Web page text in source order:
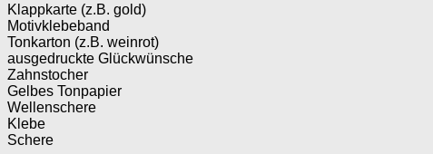
Klappkarte (z.B. gold)
Motivklebeband
Tonkarton (z.B. weinrot)
ausgedruckte Glückwünsche
Zahnstocher
Gelbes Tonpapier
Wellenschere
Klebe
Schere